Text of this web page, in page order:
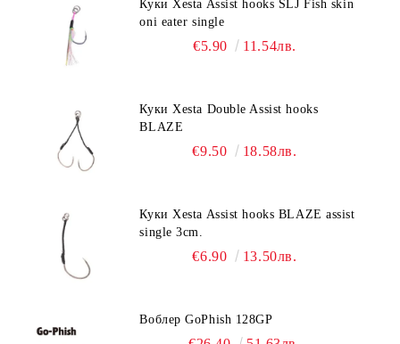
Куки Xesta Assist hooks SLJ Fish skin
oni eater single
€5.90 11.54лв.
Куки Xesta Double Assist hooks
BLAZE
€9.50 18.58лв.
Куки Xesta Assist hooks BLAZE assist
single 3cm.
€6.90 13.50лв.
Воблер GoPhish 128GP